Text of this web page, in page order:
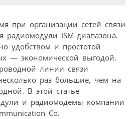
при организации сетей связи
радиомодули ISM-диапазона.
удобством и простотой
— экономической выгодой.
линии связи
раз большие, чем на
В этой статье
и радиомодемы компании
Co.